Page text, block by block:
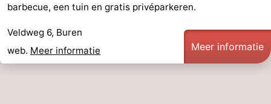
Terschelling
barbecue, een tuin en gratis privéparkeren.
Veldweg 6, Buren
web. Meer informatie Meer informatie